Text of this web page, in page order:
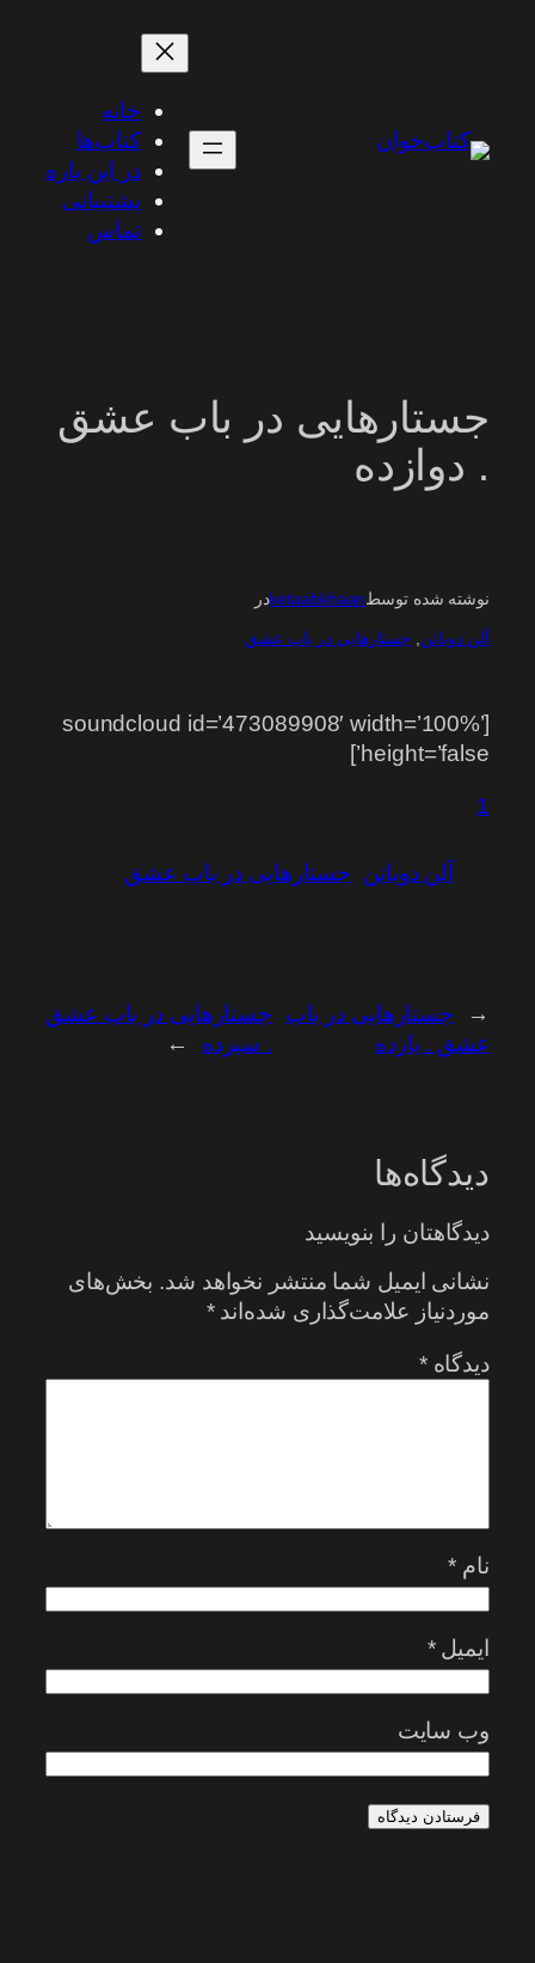
خانه
کتاب‌ها
در این باره
پشتیبانی
تماس
جستارهایی در باب عشق
. دوازده
نوشته شده توسطketaabkhaanدر
آلن دوباتن جستارهایی در باب عشق
[soundcloud id=’473089908′ width=’100%’
height=’false’]
1
آلن دوباتن جستارهایی در باب عشق
←
جستارهایی در باب
عشق . یازده
جستارهایی در باب عشق
. سیزده
→
دیدگاه‌ها
دیدگاهتان را بنویسید
نشانی ایمیل شما منتشر نخواهد شد. بخش‌های
موردنیاز علامت‌گذاری شده‌اند*
دیدگاه*
نام *
ایمیل*
وب‌ سایت